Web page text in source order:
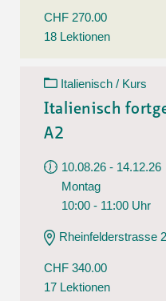
CHF 270.00
18 Lektionen
Italienisch / Kurs
Italienisch
A2
10.08.26 - 14.12.26
Montag
10:00 - 11:00 Uhr
Rheinfelderstrasse
CHF 340.00
17 Lektionen